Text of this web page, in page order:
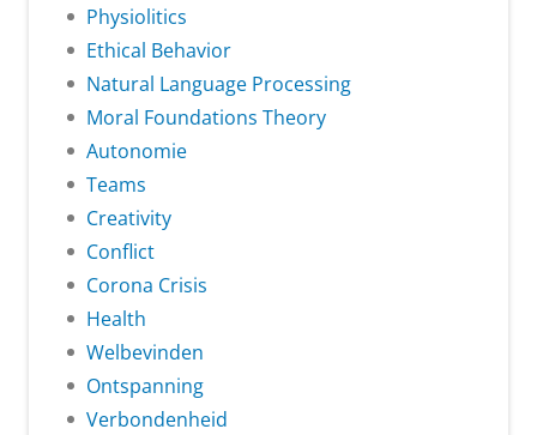
Physiolitics
Ethical Behavior
Natural Language Processing
Moral Foundations Theory
Autonomie
Teams
Creativity
Conflict
Corona Crisis
Health
Welbevinden
Ontspanning
Verbondenheid